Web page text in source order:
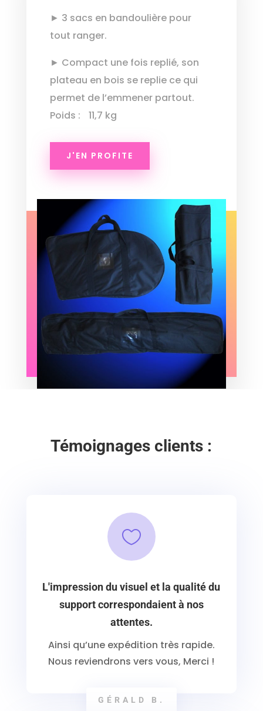
► 3 sacs en bandoulière pour
tout ranger.
► Compact une fois replié, son
plateau en bois se replie ce qui
permet de l’emmener partout.
Poids : 11,7 kg
J'EN PROFITE
Témoignages clients :

L'impression du visuel et la qualité du
support correspondaient à nos
attentes.
Ainsi qu’une expédition très rapide.
Nous reviendrons vers vous, Merci !
GÉRALD B.